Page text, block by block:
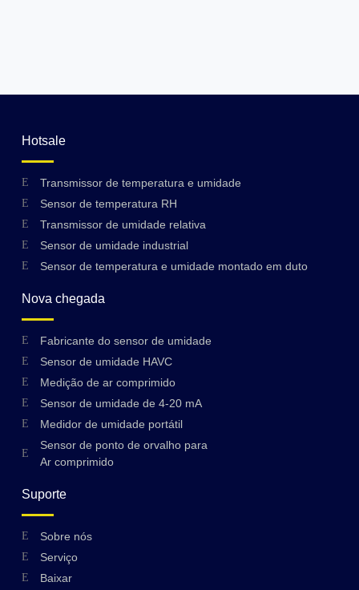
Hotsale
Transmissor de temperatura e umidade
Sensor de temperatura RH
Transmissor de umidade relativa
Sensor de umidade industrial
Sensor de temperatura e umidade montado em duto
Nova chegada
Fabricante do sensor de umidade
Sensor de umidade HAVC
Medição de ar comprimido
Sensor de umidade de 4-20 mA
Medidor de umidade portátil
Sensor de ponto de orvalho para
Ar comprimido
Suporte
Sobre nós
Serviço
Baixar